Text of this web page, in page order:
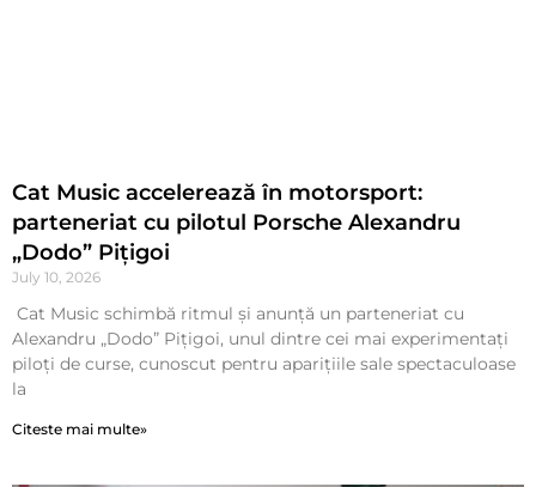
Cat Music accelerează în motorsport:
parteneriat cu pilotul Porsche Alexandru
„Dodo” Pițigoi
July 10, 2026
Cat Music schimbă ritmul și anunță un parteneriat cu
Alexandru „Dodo” Pițigoi, unul dintre cei mai experimentați
piloți de curse, cunoscut pentru aparițiile sale spectaculoase
la
Citeste mai multe»